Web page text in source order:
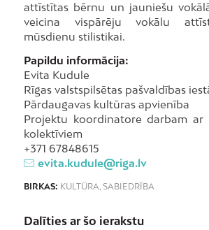
attīstītas bērnu un jauniešu
veicina vispārēju vokālu
mūsdienu stilistikai.
Papildu informācija:
Evita Kudule
Rīgas valstspilsētas pašvaldības
Pārdaugavas kultūras apvienība
Projektu koordinatore darbam ar
kolektīviem
+371 67848615
evita.kudule@riga.lv
BIRKAS: KULTŪRA, SABIEDRĪBA
Dalīties ar šo ierakstu